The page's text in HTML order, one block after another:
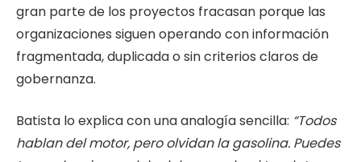
gran parte de los proyectos fracasan porque las
organizaciones siguen operando con información
fragmentada, duplicada o sin criterios claros de
gobernanza.
Batista lo explica con una analogía sencilla: “Todos
hablan del motor, pero olvidan la gasolina. Puedes